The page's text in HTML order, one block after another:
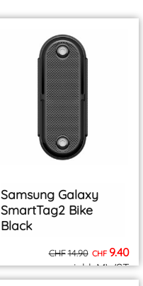
Samsung Galaxy
SmartTag2 Bike
Black
CHF14.90 CHF 9.40
inkl. MWST
zzgl. Versand